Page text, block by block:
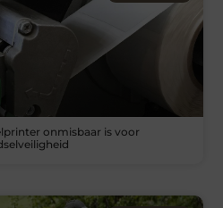
onmisbaar is voor